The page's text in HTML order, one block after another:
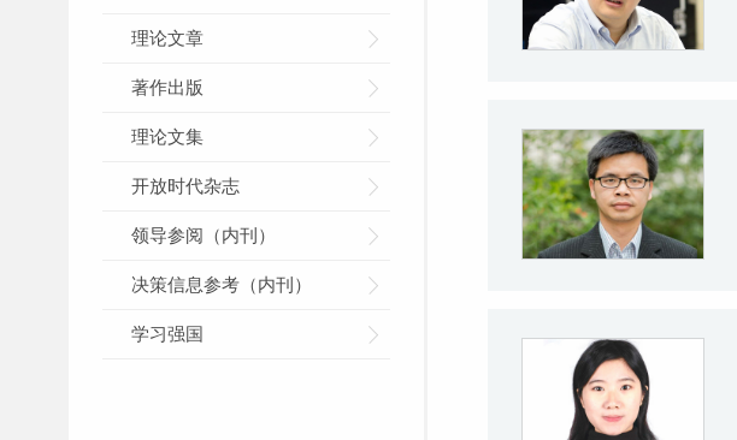
理论文章
著作出版
理论文集
开放时代杂志
领导参阅（内刊）
决策信息参考（内刊）
学习强国